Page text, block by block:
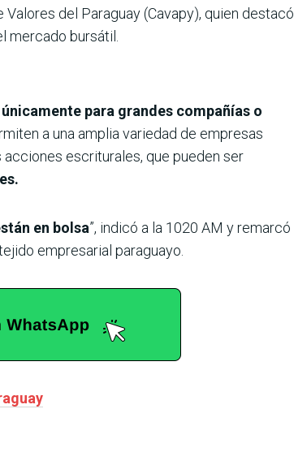
del Paraguay (Cavapy), quien destacó
mercado bursátil.
para grandes compañías o
a una amplia variedad de empresas
escriturales, que pueden ser
en bolsa”, indicó a la 1020 AM y remarcó
empresarial paraguayo.